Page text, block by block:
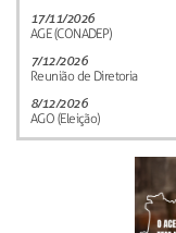
17/11/2026
AGE (CONADEP)
7/12/2026
Reunião de Diretoria
8/12/2026
AGO (Eleição)